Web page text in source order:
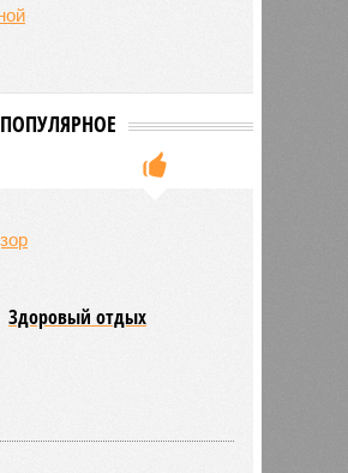
ПОПУЛЯРНОЕ
Здоровый отдых